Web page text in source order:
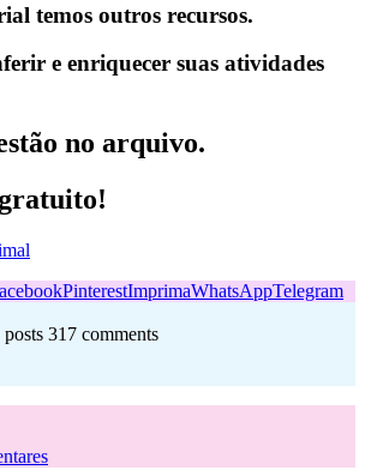
temos outros recursos.
e enriquecer suas atividades
no arquivo.
PinterestImprimaWhatsAppTelegram
317 comments